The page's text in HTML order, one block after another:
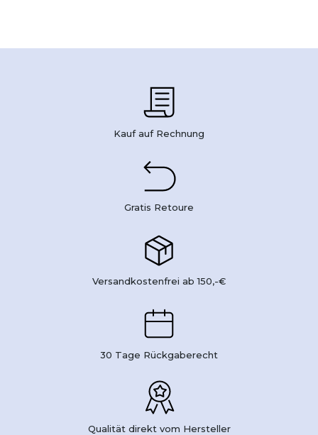
Kauf auf Rechnung
Gratis Retoure
Versandkostenfrei ab 150,-€
30 Tage Rückgaberecht
Qualität direkt vom Hersteller